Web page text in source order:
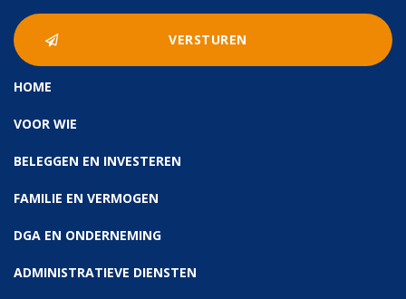
HOME
VOOR WIE
BELEGGEN EN INVESTEREN
FAMILIE EN VERMOGEN
DGA EN ONDERNEMING
ADMINISTRATIEVE DIENSTEN